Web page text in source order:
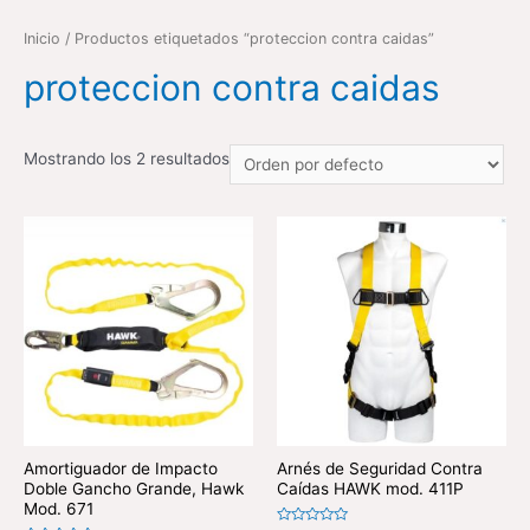
Inicio / Productos etiquetados “proteccion contra caidas”
proteccion contra caidas
Mostrando los 2 resultados
Amortiguador de Impacto
Doble Gancho Grande, Hawk
Mod. 671
Arnés de Seguridad Contra
Caídas HAWK mod. 411P